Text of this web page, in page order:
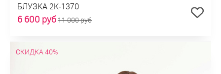
БЛУЗКА 2К-1370
6 600 руб11 000 руб
СКИДКА 40%